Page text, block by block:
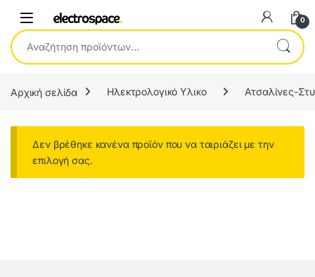
0
Αναζήτηση για:
Αρχική σελίδα Ηλεκτρολογικό Υλικο Ατσαλίνες-
Δεν βρέθηκε κανένα προϊόν που να ταιριάζει με την
επιλογή σας.